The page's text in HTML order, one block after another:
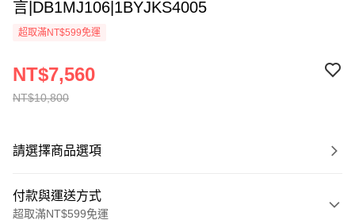
言|DB1MJ106|1BYJKS4005
超取滿NT$599免運
NT$10,800
NT$7,560
請選擇商品選項
付款與運送方式
超取滿NT$599免運